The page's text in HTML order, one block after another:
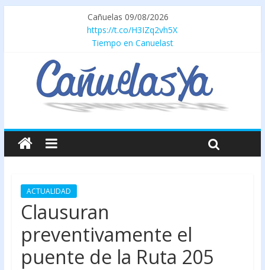
Cañuelas 09/08/2026
https://t.co/H3IZq2vh5X
Tiempo en Canuelast
ACTUALIDAD
Clausuran
preventivamente el
puente de la Ruta 205